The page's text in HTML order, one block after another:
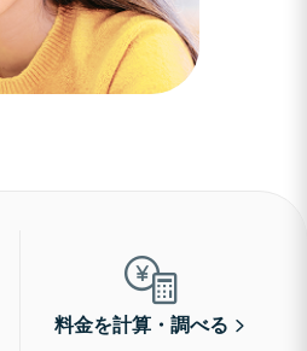
料金を計算・調べる